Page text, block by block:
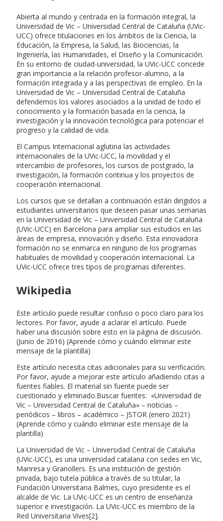
Abierta al mundo y centrada en la formación integral, la
Universidad de Vic – Universidad Central de Cataluña (UVic-
UCC) ofrece titulaciones en los ámbitos de la Ciencia, la
Educación, la Empresa, la Salud, las Biociencias, la
Ingeniería, las Humanidades, el Diseño y la Comunicación.
En su entorno de ciudad-universidad, la UVic-UCC concede
gran importancia a la relación profesor-alumno, a la
formación integrada y a las perspectivas de empleo. En la
Universidad de Vic – Universidad Central de Cataluña
defendemos los valores asociados a la unidad de todo el
conocimiento y la formación basada en la ciencia, la
investigación y la innovación tecnológica para potenciar el
progreso y la calidad de vida.
El Campus Internacional aglutina las actividades
internacionales de la UVic-UCC, la movilidad y el
intercambio de profesores, los cursos de postgrado, la
investigación, la formación continua y los proyectos de
cooperación internacional.
Los cursos que se detallan a continuación están dirigidos a
estudiantes universitarios que deseen pasar unas semanas
en la Universidad de Vic – Universidad Central de Cataluña
(UVic-UCC) en Barcelona para ampliar sus estudios en las
áreas de empresa, innovación y diseño. Esta innovadora
formación no se enmarca en ninguno de los programas
habituales de movilidad y cooperación internacional. La
UVic-UCC ofrece tres tipos de programas diferentes.
Wikipedia
Este artículo puede resultar confuso o poco claro para los
lectores. Por favor, ayude a aclarar el artículo. Puede
haber una discusión sobre esto en la página de discusión.
(Junio de 2016) (Aprende cómo y cuándo eliminar este
mensaje de la plantilla)
Este artículo necesita citas adicionales para su verificación.
Por favor, ayude a mejorar este artículo añadiendo citas a
fuentes fiables. El material sin fuente puede ser
cuestionado y eliminado.Buscar fuentes: «Universidad de
Vic – Universidad Central de Cataluña» – noticias –
periódicos – libros – académico – JSTOR (enero 2021)
(Aprende cómo y cuándo eliminar este mensaje de la
plantilla)
La Universidad de Vic – Universidad Central de Cataluña
(UVic-UCC), es una universidad catalana con sedes en Vic,
Manresa y Granollers. Es una institución de gestión
privada, bajo tutela pública a través de su titular, la
Fundación Universitaria Balmes, cuyo presidente es el
alcalde de Vic. La UVic-UCC es un centro de enseñanza
superior e investigación. La UVic-UCC es miembro de la
Red Universitaria Vives[2].